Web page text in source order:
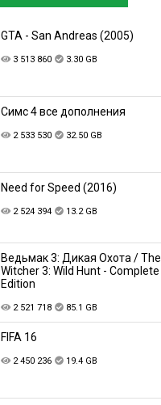
GTA - San Andreas (2005)
3 513 860 3.30 GB
Симс 4 все дополнения
2 533 530 32.50 GB
Need for Speed (2016)
2 524 394 13.2 GB
Ведьмак 3: Дикая Охота / The
Witcher 3: Wild Hunt - Complete
Edition
2 521 718 85.1 GB
FIFA 16
2 450 236 19.4 GB